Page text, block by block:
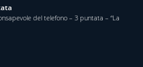
del telefono – 3 puntata – “La